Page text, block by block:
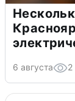
6 августа 2